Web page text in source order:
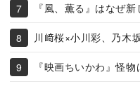
『風、薫る』はなぜ
川﨑桜×小川彩、乃木
『映画ちいかわ』怪